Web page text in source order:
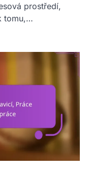
prostředí,
tomu,…